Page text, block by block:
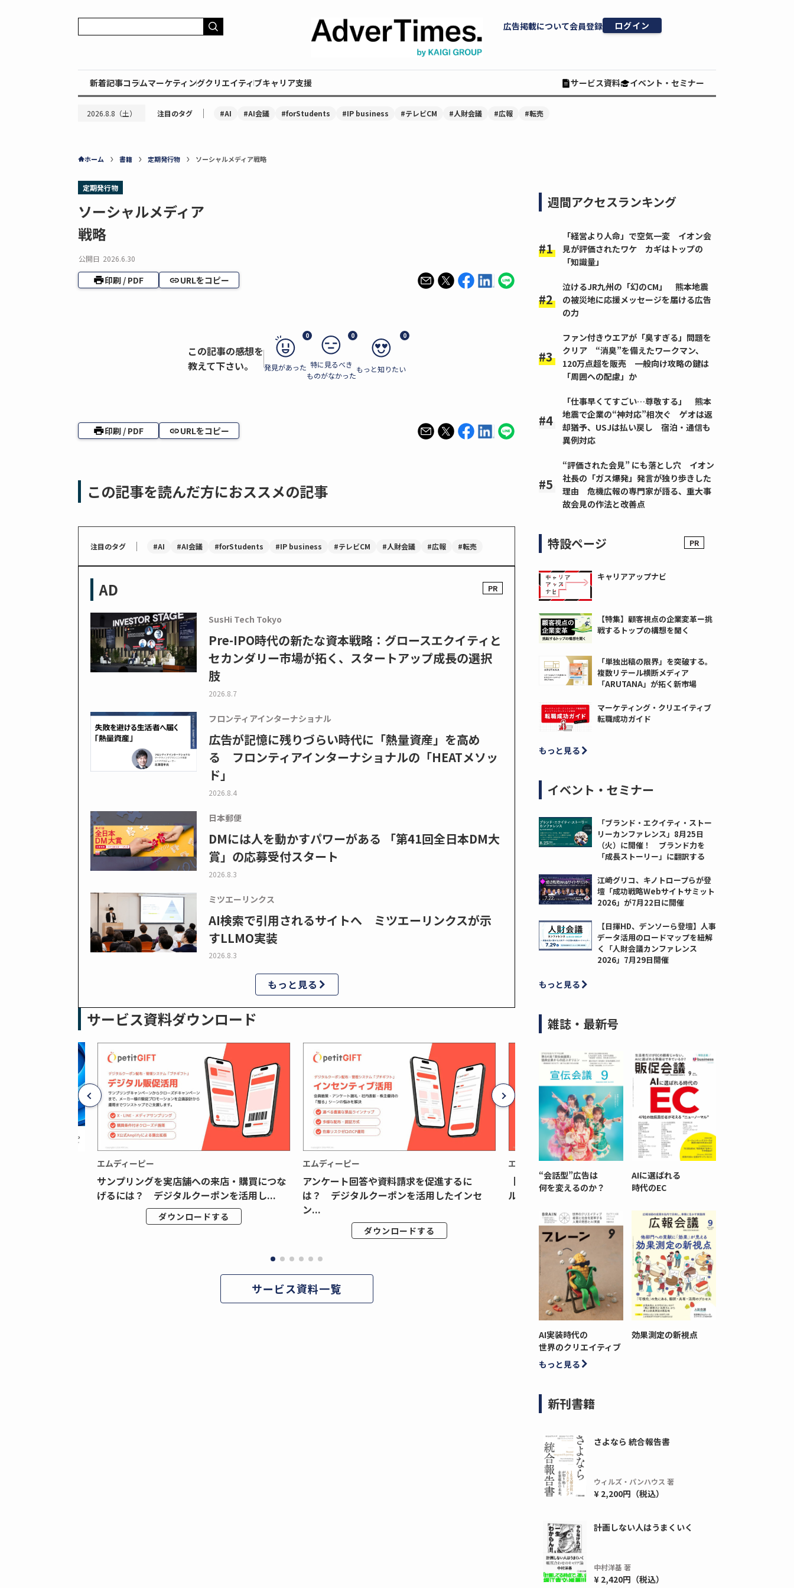
広告掲載について会員登録 ログイン
新着記事コラムマーケティングクリエイティブキャリア支援 サービス資料 イベント・セミナー
2026.8.8（土） 注目のタグ ｜ #AI #AI会議 #forStudents #IP business #テレビCM #人財会議 #広報 #転売
ホーム 書籍 定期発行物 ソーシャルメディア戦略
定期発行物
ソーシャルメディア
戦略
公開日 2026.6.30
印刷 / PDF URLをコピー
この記事の感想を
教えて下さい。
0
発見があった
0
特に見るべき
ものがなかった
0
もっと知りたい
印刷 / PDF URLをコピー
この記事を読んだ方におススメの記事
注目のタグ ｜ #AI #AI会議 #forStudents #IP business #テレビCM #人財会議 #広報 #転売
AD
SusHi Tech Tokyo
Pre-IPO時代の新たな資本戦略：グロースエクイティと
セカンダリー市場が拓く、スタートアップ成長の選択
肢
2026.8.7
フロンティアインターナショナル
広告が記憶に残りづらい時代に「熱量資産」を高め
る フロンティアインターナショナルの「HEATメソッ
ド」
2026.8.4
日本郵便
DMには人を動かすパワーがある 「第41回全日本DM大
賞」の応募受付スタート
2026.8.3
ミツエーリンクス
AI検索で引用されるサイトへ ミツエーリンクスが示
すLLMO実装
2026.8.3
もっと見る
サービス資料ダウンロード
エムディーピー
サンプリングを実店舗への来店・購買につな
げるには？ デジタルクーポンを活用し...
ダウンロードする
エムディーピー
アンケート回答や資料請求を促進するに
は？ デジタルクーポンを活用したインセ
ン...
ダウンロードする
エムディーピー
【月間1,000万本以上の配布実績！】デジタ
ルクーポンを活用した販促キャンペーンを...
ダウンロードする
ガラパゴス
デ...
サービス資料一覧
週間アクセスランキング
「経営より人命」で空気一変 イオン会
見が評価されたワケ カギはトップの
「知識量」
泣けるJR九州の「幻のCM」 熊本地震
の被災地に応援メッセージを届ける広告
の力
ファン付きウエアが「臭すぎる」問題を
クリア “消臭”を備えたワークマン、
120万点超を販売 一般向け攻略の鍵は
「周囲への配慮」か
「仕事早くてすごい…尊敬する」 熊本
地震で企業の“神対応”相次ぐ ゲオは返
却猶予、USJは払い戻し 宿泊・通信も
異例対応
“評価された会見” にも落とし穴 イオン
社長の「ガス爆発」発言が独り歩きした
理由 危機広報の専門家が語る、重大事
故会見の作法と改善点
特設ページ
キャリアアップナビ
【特集】顧客視点の企業変革ー挑
戦するトップの構想を聞く
「単独出稿の限界」を突破する。
複数リテール横断メディア
「ARUTANA」が拓く新市場
マーケティング・クリエイティブ
転職成功ガイド
もっと見る
イベント・セミナー
「ブランド・エクイティ・ストー
リーカンファレンス」8月25日
（火）に開催！ ブランド力を
「成長ストーリー」に翻訳する
江崎グリコ、キノトロープらが登
壇「成功戦略Webサイトサミット
2026」が7月22日に開催
【日揮HD、デンソーら登壇】人事
データ活用のロードマップを紐解
く「人財会議カンファレンス
2026」7月29日開催
もっと見る
雑誌・最新号
“会話型”広告は
何を変えるのか？
AIに選ばれる
時代のEC
AI実装時代の
世界のクリエイティブ
効果測定の新視点
もっと見る
新刊書籍
さよなら 統合報告書
ウィルズ・パンハウス 著
¥ 2,200円（税込）
計画しない人はうまくいく
中村洋基 著
¥ 2,420円（税込）